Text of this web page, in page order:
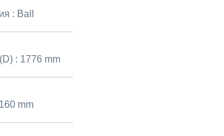
: Ball
: 1776 mm
160 mm